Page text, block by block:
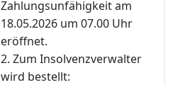
Zahlungsunfähigkeit am
18.05.2026 um 07.00 Uhr
eröffnet.
2. Zum Insolvenzverwalter
wird bestellt: